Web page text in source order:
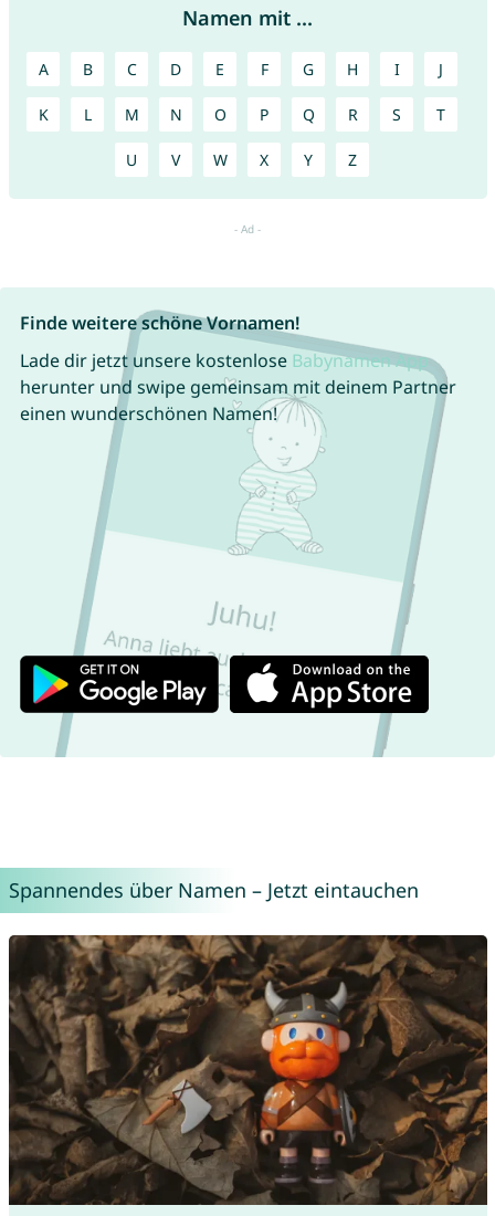
Namen mit ...
A B C D E F G H I J
K L M N O P Q R S T
U V W X Y Z
Finde weitere schöne Vornamen!
Lade dir jetzt unsere kostenlose Babynamen App
herunter und swipe gemeinsam mit deinem Partner
einen wunderschönen Namen!
Spannendes über Namen – Jetzt eintauchen